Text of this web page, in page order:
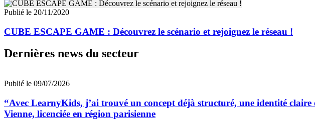
Publié le 20/11/2020
CUBE ESCAPE GAME : Découvrez le scénario et rejoignez le réseau !
Dernières news du secteur
Publié le 09/07/2026
“Avec LearnyKids, j’ai trouvé un concept déjà structuré, une identité
Vienne, licenciée en région parisienne